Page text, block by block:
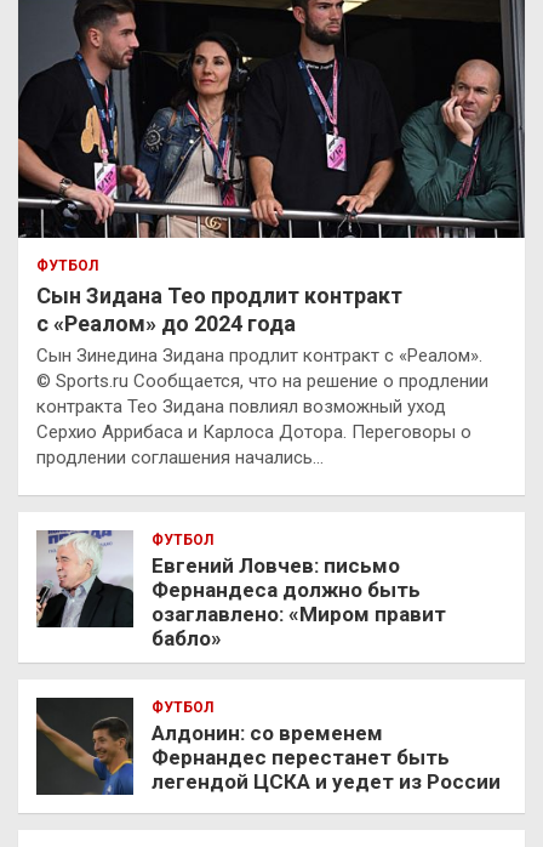
ФУТБОЛ
Сын Зидана Тео продлит контракт
с «Реалом» до 2024 года
Сын Зинедина Зидана продлит контракт с «Реалом».
© Sports.ru Сообщается, что на решение о продлении
контракта Тео Зидана повлиял возможный уход
Серхио Аррибаса и Карлоса Дотора. Переговоры о
продлении соглашения начались…
ФУТБОЛ
Евгений Ловчев: письмо
Фернандеса должно быть
озаглавлено: «Миром правит
бабло»
ФУТБОЛ
Алдонин: со временем
Фернандес перестанет быть
легендой ЦСКА и уедет из России